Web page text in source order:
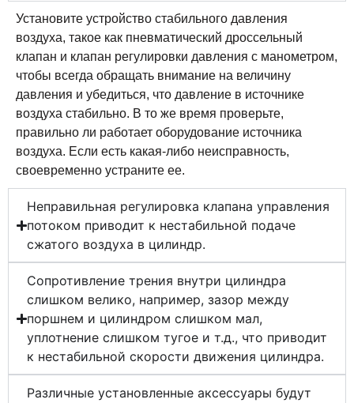
Установите устройство стабильного давления
воздуха, такое как пневматический дроссельный
клапан и клапан регулировки давления с манометром,
чтобы всегда обращать внимание на величину
давления и убедиться, что давление в источнике
воздуха стабильно. В то же время проверьте,
правильно ли работает оборудование источника
воздуха. Если есть какая-либо неисправность,
своевременно устраните ее.
Неправильная регулировка клапана управления
потоком приводит к нестабильной подаче
сжатого воздуха в цилиндр.
Сопротивление трения внутри цилиндра
слишком велико, например, зазор между
поршнем и цилиндром слишком мал,
уплотнение слишком тугое и т.д., что приводит
к нестабильной скорости движения цилиндра.
Различные установленные аксессуары будут